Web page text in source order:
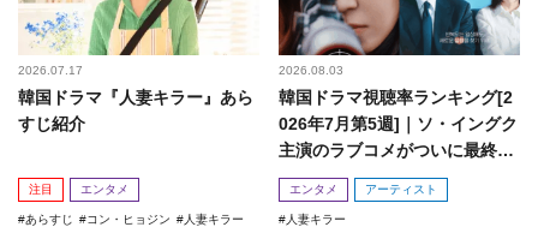
2026.07.17
韓国ドラマ『人妻キラー』あら
すじ紹介
注目 エンタメ
あらすじ コン・ヒョジン 人妻キラー
2026.08.03
韓国ドラマ視聴率ランキング[2
026年7月第5週]｜ソ・イングク
主演のラブコメがついに最終
回！
エンタメ アーティスト
人妻キラー